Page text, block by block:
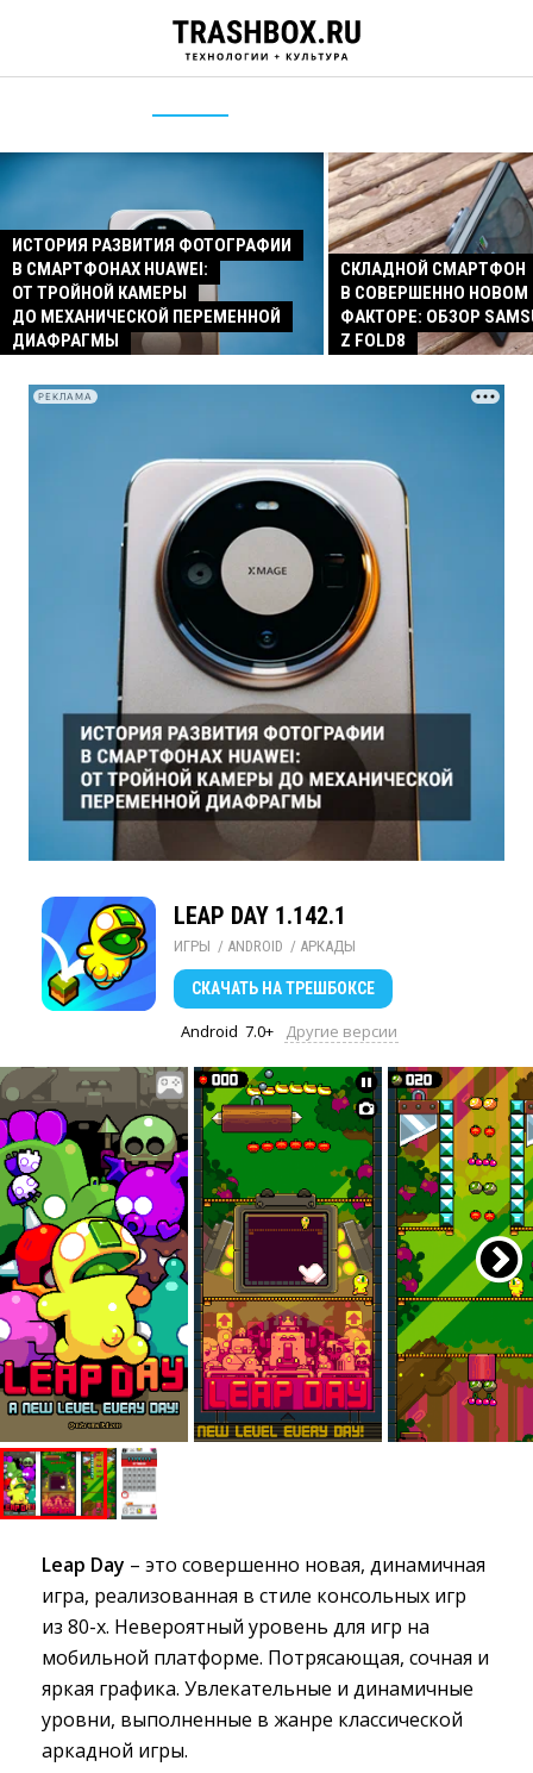
ИСТОРИЯ РАЗВИТИЯ ФОТОГРАФИИ
В СМАРТФОНАХ HUAWEI:
ОТ ТРОЙНОЙ КАМЕРЫ
ДО МЕХАНИЧЕСКОЙ ПЕРЕМЕННОЙ
ДИАФРАГМЫ
СКЛАДНОЙ СМАРТФОН
В СОВЕРШЕННО
ФАКТОРЕ: ОБЗОР
Z FOLD8
РЕКЛАМА
LEAP DAY 1.142.1
ИГРЫ / ANDROID / АРКАДЫ
СКАЧАТЬ НА ТРЕШБОКСЕ
Android 7.0+ Другие версии
Leap Day – это совершенно новая, динамичная
игра, реализованная в стиле консольных игр
из 80-х. Невероятный уровень для игр на
мобильной платформе. Потрясающая, сочная и
яркая графика. Увлекательные и динамичные
уровни, выполненные в жанре классической
аркадной игры.